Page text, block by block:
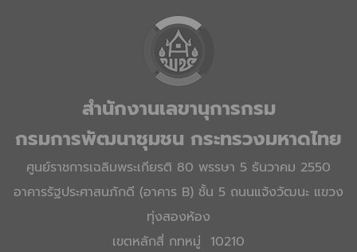
สำนักงานเลขานุการกรม
กรมการพัฒนาชุมชน กระทรวงมหาดไทย
ศูนย์ราชการเฉลิมพระเกียรติ 80 พรรษา 5 ธันวาคม 2550
อาคารรัฐประศาสนภักดี (อาคาร B) ชั้น 5 ถนนแจ้งวัฒนะ แขวง
ทุ่งสองห้อง
เขตหลักสี่ กทหมู่ 10210